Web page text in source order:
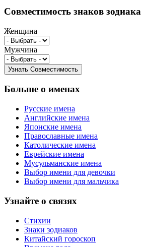
Совместимость знаков зодиака
Женщина
Мужчина
Больше о именах
Русские имена
Английские имена
Японские имена
Православные имена
Католические имена
Еврейские имена
Мусульманские имена
Выбор имени для девочки
Выбор имени для мальчика
Узнайте о связях
Стихии
Знаки зодиаков
Китайский гороскоп